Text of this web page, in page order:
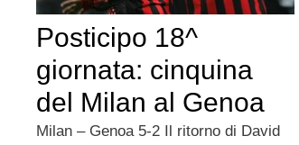
Posticipo 18^
giornata: cinquina
del Milan al Genoa
Milan – Genoa 5-2 Il ritorno di David